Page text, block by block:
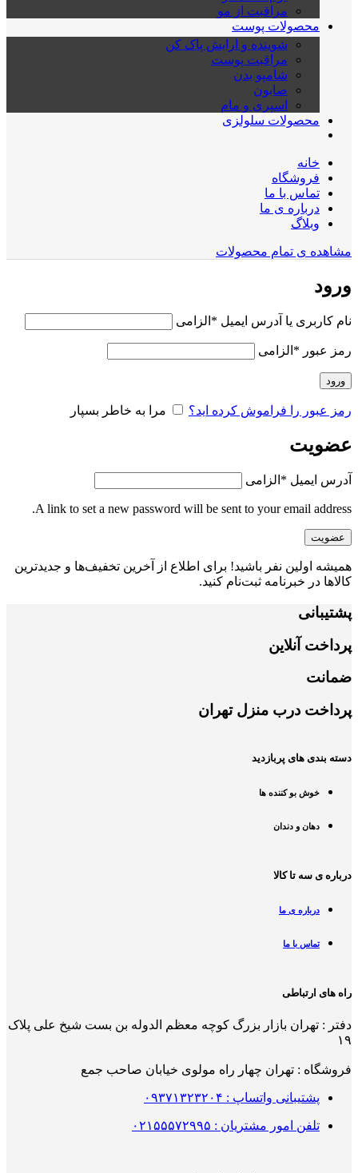
مراقبت از مو
محصولات پوست
شوینده و ارایش پاک کن
مراقبت پوست
شامپو بدن
صابون
اسپری و مام
محصولات سلولزی
خانه
فروشگاه
تماس با ما
درباره ی ما
وبلاگ
مشاهده ی تمام محصولات
ورود
نام کاربری یا آدرس ایمیل * الزامی
رمز عبور * الزامی
ورود
رمز عبور را فراموش کرده اید؟ مرا به خاطر بسپار
عضویت
آدرس ایمیل * الزامی
A link to set a new password will be sent to your email address.
عضویت
همیشه اولین نفر باشید! برای اطلاع از آخرین تخفیف‌ها و جدیدترین
کالاها در خبرنامه ثبت‌نام کنید.
پشتیبانی
پرداخت آنلاین
ضمانت
پرداخت درب منزل تهران
دسته بندی های پربازدید
خوش بو کننده ها
دهان و دندان
درباره ی سه تا کالا
درباره ی ما
تماس با ما
راه های ارتباطی
دفتر : تهران بازار بزرگ کوچه معظم الدوله بن بست شیخ علی پلاک
۱۹
فروشگاه : تهران چهار راه مولوی خیابان صاحب جمع
پشتیبانی واتساپ : ۰۹۳۷۱۳۲۳۲۰۴
تلفن امور مشتریان : ۰۲۱۵۵۵۷۲۹۹۵